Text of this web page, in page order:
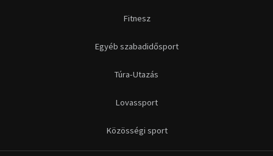
Fitnesz
Egyéb szabadidősport
Túra-Utazás
Lovassport
Közösségi sport